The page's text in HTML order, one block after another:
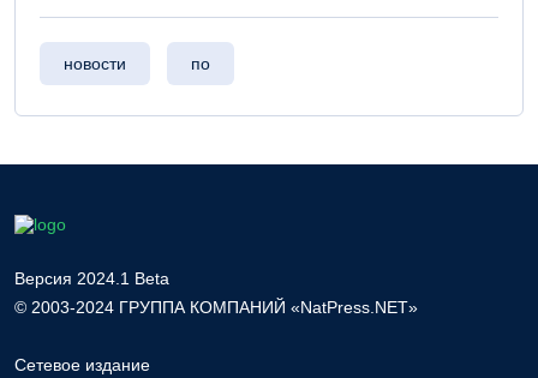
новости по
Версия 2024.1 Beta
© 2003-2024 ГРУППА КОМПАНИЙ «NatPress.NET»
Сетевое издание